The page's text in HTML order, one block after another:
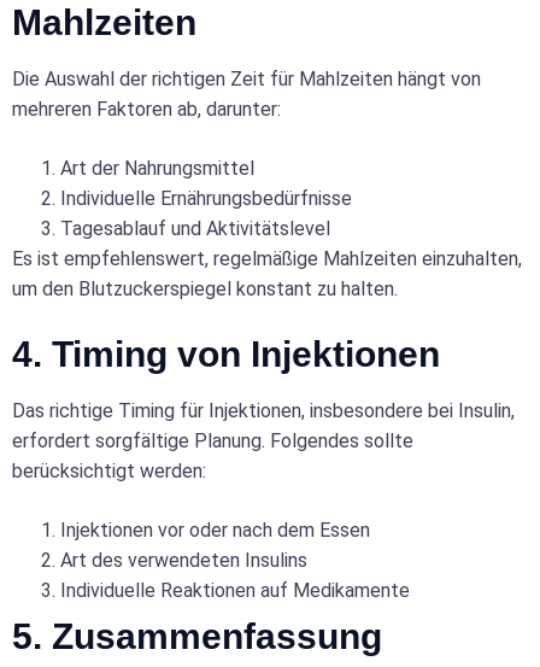
Mahlzeiten
Die Auswahl der richtigen Zeit für Mahlzeiten hängt von
mehreren Faktoren ab, darunter:
Art der Nahrungsmittel
Individuelle Ernährungsbedürfnisse
Tagesablauf und Aktivitätslevel
Es ist empfehlenswert, regelmäßige Mahlzeiten einzuhalten,
um den Blutzuckerspiegel konstant zu halten.
4. Timing von Injektionen
Das richtige Timing für Injektionen, insbesondere bei Insulin,
erfordert sorgfältige Planung. Folgendes sollte
berücksichtigt werden:
Injektionen vor oder nach dem Essen
Art des verwendeten Insulins
Individuelle Reaktionen auf Medikamente
5. Zusammenfassung